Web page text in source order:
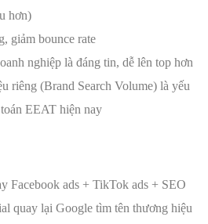
hơn)
giảm bounce rate
nghiệp là đáng tin, dễ lên top hơn
riêng (Brand Search Volume) là yếu
EEAT hiện nay
Facebook ads + TikTok ads + SEO
quay lại Google tìm tên thương hiệu